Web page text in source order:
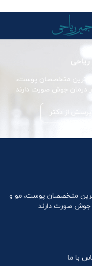
متخصصان پوست،
درمان جوش صورت دارند
پرسش از دکتر
متخصصان پوست، مو و
جوش صورت دارند
با ما